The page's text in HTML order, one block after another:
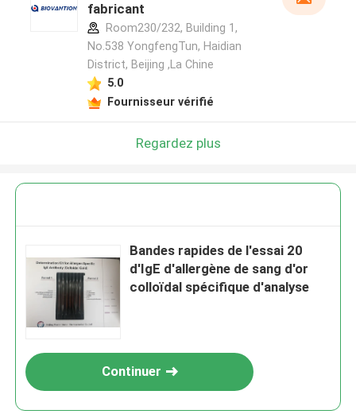
fabricant
Room230/232, Building 1,
No.538 YongfengTun, Haidian
District, Beijing ,La Chine
5.0
Fournisseur vérifié
Regardez plus
Bandes rapides de l'essai 20
d'IgE d'allergène de sang d'or
colloïdal spécifique d'analyse
Continuer